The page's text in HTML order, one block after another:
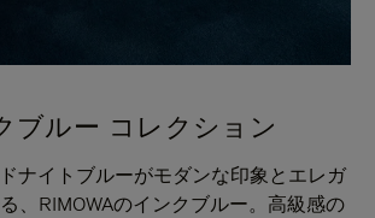
ブルー コレクション
ナイトブルーがモダンな印象とエレガ
、RIMOWAのインクブルー。高級感の